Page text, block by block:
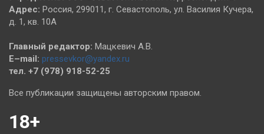
Адрес: Россия, 299011, г. Севастополь, ул. Василия Кучера,
д. 1, кв. 10А
Главный редактор: Мацкевич А.В.
E–mail: pressevkor@yandex.ru
тел. +7 (978) 918-52-25
Все публикации защищены авторским правом.
18+